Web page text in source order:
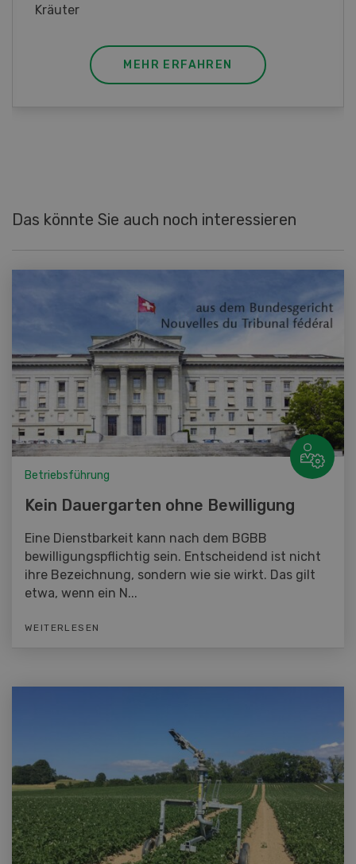
MEHR ERFAHREN
Das könnte Sie auch noch interessieren
Betriebsführung
Kein Dauergarten ohne Bewilligung
Eine Dienstbarkeit kann nach dem BGBB
bewilligungspflichtig sein. Entscheidend ist nicht
ihre Bezeichnung, sondern wie sie wirkt. Das gilt
etwa, wenn ein N...
WEITERLESEN